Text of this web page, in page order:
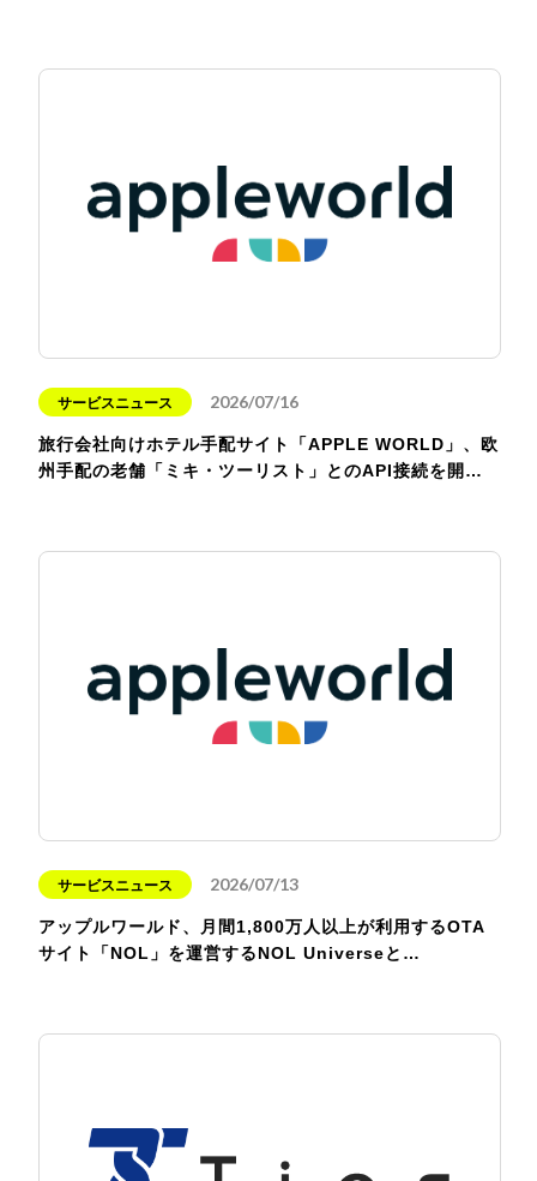
サービスニュース 2026/07/16
旅行会社向けホテル手配サイト「APPLE WORLD」、欧
州手配の老舗「ミキ・ツーリスト」とのAPI接続を開…
サービスニュース 2026/07/13
アップルワールド、月間1,800万人以上が利用するOTA
サイト「NOL」を運営するNOL Universeと…